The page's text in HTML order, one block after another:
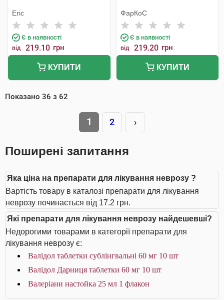
Егіс
Є в наявності
від 219.10 грн
КУПИТИ
ФарКоС
Є в наявності
від 219.20 грн
КУПИТИ
Показано 36 з 62
1 2 ›
Поширені запитання
Яка ціна на препарати для лікування неврозу ?
Вартість товару в каталозі препарати для лікування
неврозу починається від 17.2 грн.
Які препарати для лікування неврозу найдешевші?
Недорогими товарами в категорії препарати для
лікування неврозу є:
Валідол таблетки сублінгвальні 60 мг 10 шт
Валідол Дарниця таблетки 60 мг 10 шт
Валеріани настойка 25 мл 1 флакон